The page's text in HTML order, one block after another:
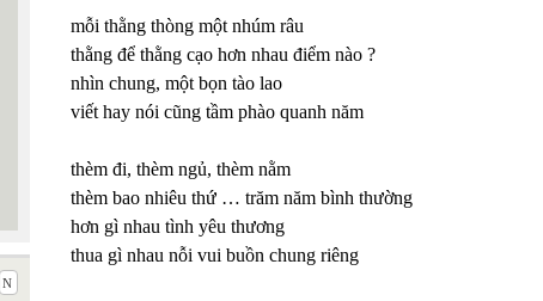
mỗi thằng thòng một nhúm râu
thằng để thằng cạo hơn nhau điểm nào ?
nhìn chung, một bọn tào lao
viết hay nói cũng tầm phào quanh năm
thèm đi, thèm ngủ, thèm nằm
thèm bao nhiêu thứ … trăm năm bình thường
hơn gì nhau tình yêu thương
thua gì nhau nỗi vui buồn chung riêng